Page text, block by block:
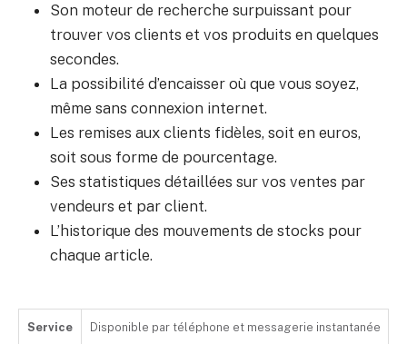
Son moteur de recherche surpuissant pour
trouver vos clients et vos produits en quelques
secondes.
La possibilité d’encaisser où que vous soyez,
même sans connexion internet.
Les remises aux clients fidèles, soit en euros,
soit sous forme de pourcentage.
Ses statistiques détaillées sur vos ventes par
vendeurs et par client.
L’historique des mouvements de stocks pour
chaque article.
Service
Disponible par téléphone et messagerie instantanée